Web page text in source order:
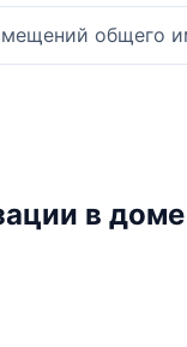
общего
в доме